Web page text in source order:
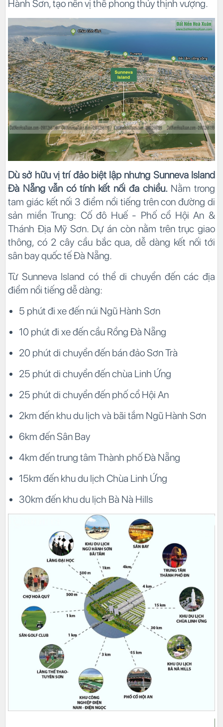
Hành Sơn, tạo nên vị thế phong thủy thịnh vượng.
Dù sở hữu vị trí đảo biệt lập nhưng Sunneva Island
Đà Nẵng vẫn có tính kết nối đa chiều. Nằm trong
tam giác kết nối 3 điểm nổi tiếng trên con đường di
sản miền Trung: Cố đô Huế - Phố cổ Hội An &
Thánh Địa Mỹ Sơn. Dự án còn nằm trên trục giao
thông, có 2 cây cầu bắc qua, dễ dàng kết nối tới
sân bay quốc tế Đà Nẵng.
Từ Sunneva Island có thể di chuyển đến các địa
điểm nổi tiếng dễ dàng:
5 phút đi xe đến núi Ngũ Hành Sơn
10 phút đi xe đến cầu Rồng Đà Nẵng
20 phút di chuyển đến bán đảo Sơn Trà
25 phút di chuyển đến chùa Linh Ứng
25 phút di chuyển đến phố cổ Hội An
2km đến khu du lịch và bãi tắm Ngũ Hành Sơn
6km đến Sân Bay
4km đến trung tâm Thành phố Đà Nẵng
15km đến khu du lịch Chùa Linh Ứng
30km đến khu du lịch Bà Nà Hills